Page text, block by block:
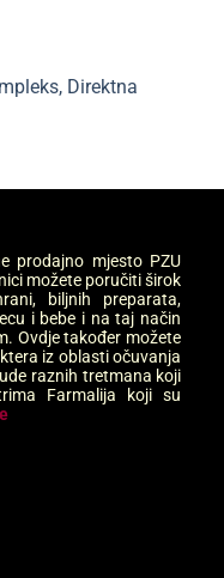
Direktna
prodajno mjesto PZU
možete poručiti širok
biljnih preparata,
i bebe i na taj način
Ovdje također možete
iz oblasti očuvanja
raznih tretmana koji
Farmalija koji su